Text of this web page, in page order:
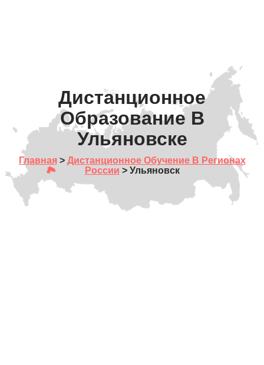
Дистанционное
Образование В
Ульяновске
Главная> Дистанционное Обучение В Регионах
России > Ульяновск